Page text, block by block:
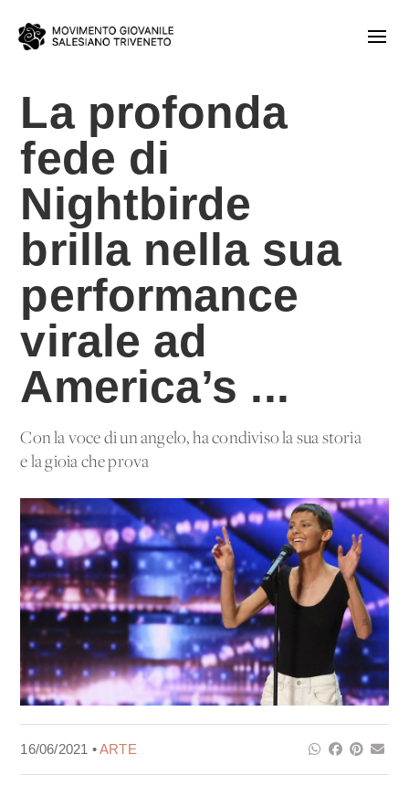
La profonda
fede di
Nightbirde
brilla nella sua
performance
virale ad
America’s ...
Con la voce di un angelo, ha condiviso la sua storia
e la gioia che prova
16/06/2021 •ARTE